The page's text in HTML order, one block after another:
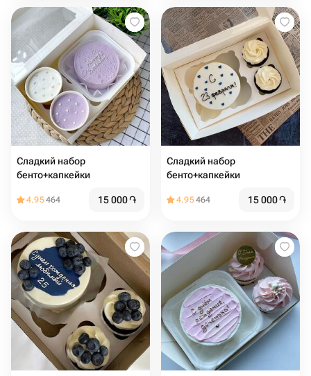
Сладкий набор
бенто+капкейки
4.95464 15 000֏
Сладкий набор
бенто+капкейки
4.95464 15 000֏